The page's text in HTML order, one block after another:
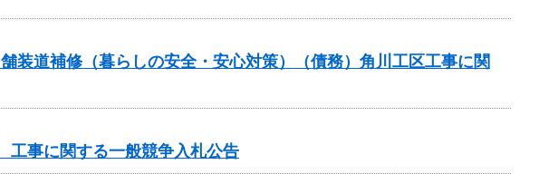
道補修（暮らしの安全・安心対策）（債務）角川工区工事に関
事に関する一般競争入札公告